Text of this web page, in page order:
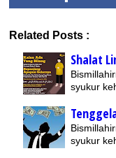
Related Posts :
Shalat
syukur
syukur